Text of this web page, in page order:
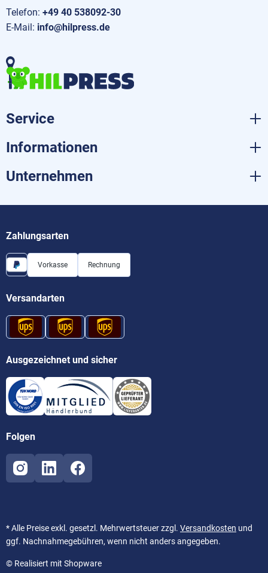
Telefon: +49 40 538092-30
E-Mail: info@hilpress.de
Service
Informationen
Unternehmen
Zahlungsarten
Vorkasse Rechnung
Versandarten
Ausgezeichnet und sicher
Folgen
* Alle Preise exkl. gesetzl. Mehrwertsteuer zzgl. Versandkosten und
ggf. Nachnahmegebühren, wenn nicht anders angegeben.
© Realisiert mit Shopware